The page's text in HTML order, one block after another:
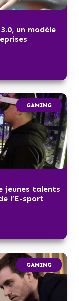
un modèle
GAMING
jeunes talents
l’E-sport
GAMING